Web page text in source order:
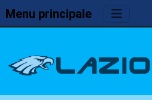
Menu principale